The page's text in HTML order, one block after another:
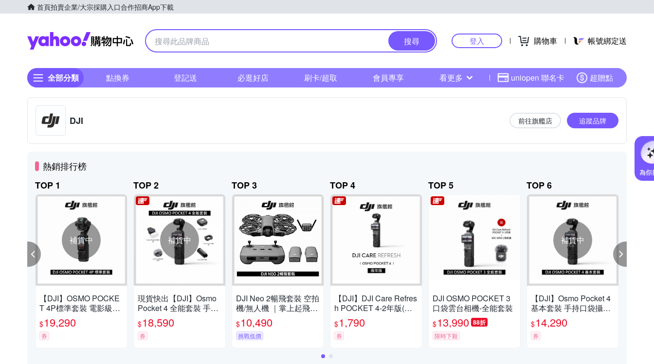
首頁拍賣企業/大宗採購入口合作招商App下載
Yahoo購物中心
搜尋 登入 購物車 帳號綁定送
全部分類 點換券 登記送 必逛好店 刷卡/超取 會員專享 看更多 uniopen 聯名卡 超贈點
DJI 前往旗艦店 追蹤品牌
熱銷排行榜
TOP 1
補貨中
【DJI】OSMO POCKE
T 4P標準套裝 電影級手
持攝影機相機 ｜廣角中
焦雙鏡頭
$19,290
券
TOP 2
補貨中
現貨快出【DJI】Osmo
Pocket 4 全能套裝 手持
口袋攝影機/相機 ｜旗艦
高畫質｜多種底片濾鏡
$18,590
券
TOP 3
DJI Neo 2暢飛套裝 空拍
機/無人機 ｜掌上起飛4K
畫質｜全向避障最安心
$10,490
挑戰低價
TOP 4
【DJI】DJI Care Refres
h POCKET 4-2年版(不
含主機)
$1,790
券
TOP 5
DJI OSMO POCKET 3
口袋雲台相機-全能套裝
$13,990 88折
限時下殺
TOP 6
補貨中
【DJI】Osmo Pocket 4
基本套裝 手持口袋攝影
機/相機 ｜旗艦高畫質｜
多款底片濾鏡
$14,290
券